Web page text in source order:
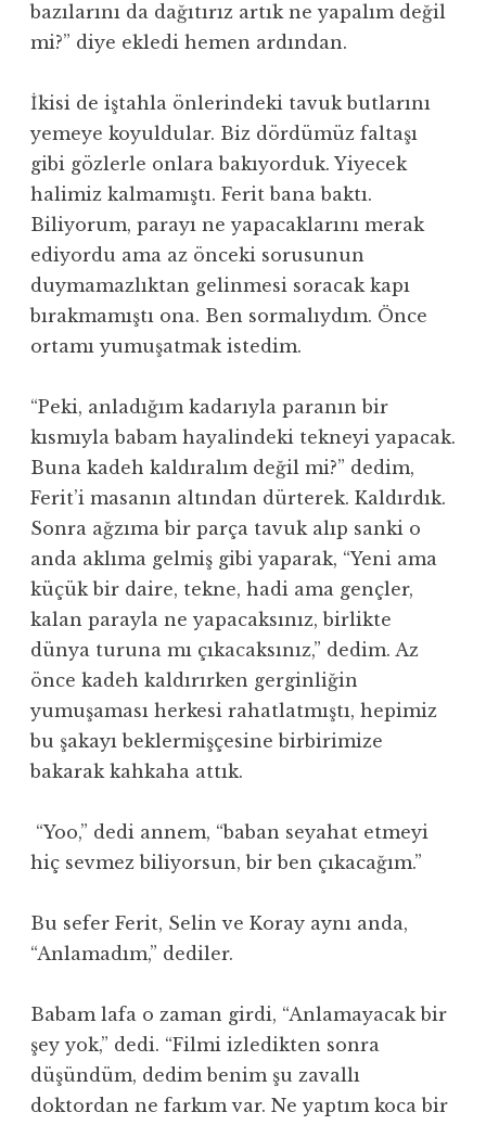
bazılarını da dağıtırız artık ne yapalım değil
mi?” diye ekledi hemen ardından.
İkisi de iştahla önlerindeki tavuk butlarını
yemeye koyuldular. Biz dördümüz faltaşı
gibi gözlerle onlara bakıyorduk. Yiyecek
halimiz kalmamıştı. Ferit bana baktı.
Biliyorum, parayı ne yapacaklarını merak
ediyordu ama az önceki sorusunun
duymamazlıktan gelinmesi soracak kapı
bırakmamıştı ona. Ben sormalıydım. Önce
ortamı yumuşatmak istedim.
“Peki, anladığım kadarıyla paranın bir
kısmıyla babam hayalindeki tekneyi yapacak.
Buna kadeh kaldıralım değil mi?” dedim,
Ferit’i masanın altından dürterek. Kaldırdık.
Sonra ağzıma bir parça tavuk alıp sanki o
anda aklıma gelmiş gibi yaparak, “Yeni ama
küçük bir daire, tekne, hadi ama gençler,
kalan parayla ne yapacaksınız, birlikte
dünya turuna mı çıkacaksınız,” dedim. Az
önce kadeh kaldırırken gerginliğin
yumuşaması herkesi rahatlatmıştı, hepimiz
bu şakayı beklermişçesine birbirimize
bakarak kahkaha attık.
“Yoo,” dedi annem, “baban seyahat etmeyi
hiç sevmez biliyorsun, bir ben çıkacağım.”
Bu sefer Ferit, Selin ve Koray aynı anda,
“Anlamadım,” dediler.
Babam lafa o zaman girdi, “Anlamayacak bir
şey yok,” dedi. “Filmi izledikten sonra
düşündüm, dedim benim şu zavallı
doktordan ne farkım var. Ne yaptım koca bir